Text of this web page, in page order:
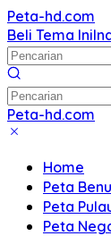
Langsung
ke
konten
Peta-hd.com
Kumpulan
Gambar
Peta
HD
Beli Tema Ini
Peta-hd.com
Kumpulan
Peta
HD
Home
Peta
Peta
Peta